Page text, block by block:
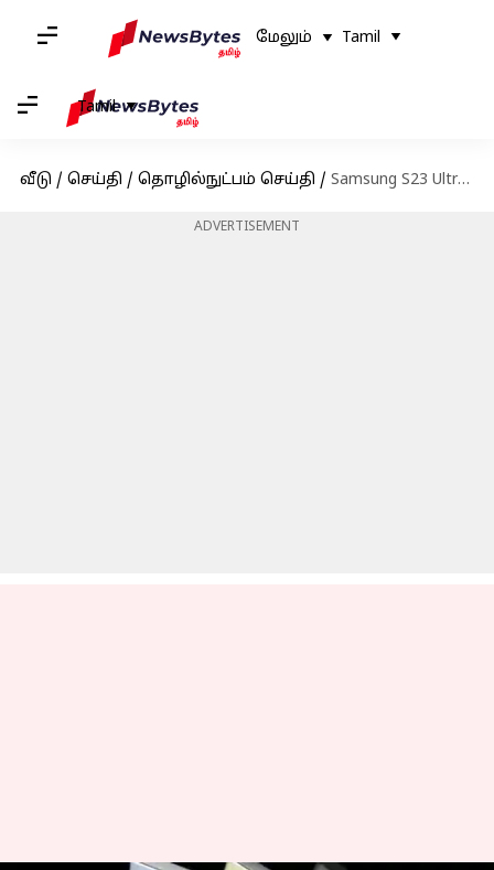
மேலும் Tamil
Tamil
வீடு / செய்தி / தொழில்நுட்பம் செய்தி / Samsung S23 Ultra அறிமுகம்! முன்பதிவு செய்வோருக்கு இப்படி ஒரு சலுகையா?
ADVERTISEMENT